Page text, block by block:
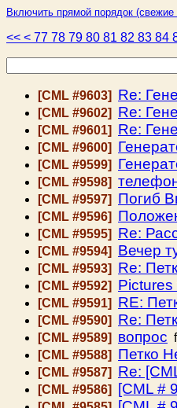
Включить прямой порядок
<< < 77 78 79 80 81 82 83 84
[CML #9603] Re:
[CML #9602] Re:
[CML #9601] Re:
[CML #9600]
[CML #9599]
[CML #9598]
[CML #9597] Погиб
[CML #9596]
[CML #9595] Re:
[CML #9594] Вечер
[CML #9593] Re:
[CML #9592]
[CML #9591] RE:
[CML #9590] Re:
[CML #9589] вопрос
[CML #9588] Петко
[CML #9587] Re:
[CML #9586] [CML #